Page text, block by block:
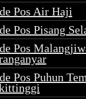
Pos Air Haji
Pos Pisang
Pos
Pos Puhun